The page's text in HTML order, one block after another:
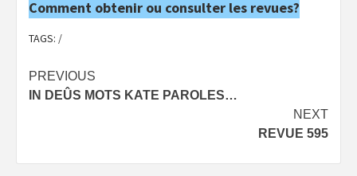
Comment obtenir ou consulter les revues?
TAGS: /
Post
navigation
PREVIOUS
IN DEÛS MOTS KATE PAROLES…
NEXT
REVUE 595